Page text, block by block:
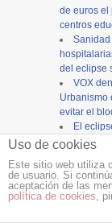
de euros el
centros
del eclipse
VOX
Urbanismo
evitar el
El
astronómico
Grupo
del
siguiente
Uso de cookies
Este sitio web utiliza
de usuario. Si
aceptación de las
política de cookies,